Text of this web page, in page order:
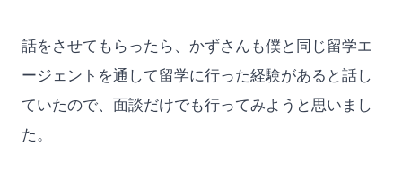
話をさせてもらったら、かずさんも僕と同じ留学エ
ージェントを通して留学に行った経験があると話し
ていたので、面談だけでも行ってみようと思いまし
た。